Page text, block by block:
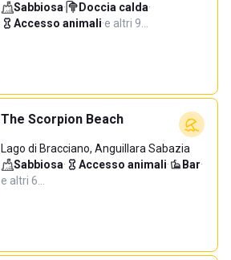
Sabbiosa· Doccia calda·
Accesso animali·e altri 9…
The Scorpion Beach
Lago di Bracciano, Anguillara Sabazia
Sabbiosa· Accesso animali· Bar·
e altri 6…